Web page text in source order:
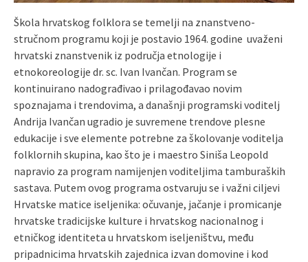
Škola hrvatskog folklora se temelji na znanstveno-
stručnom programu koji je postavio 1964. godine uvaženi
hrvatski znanstvenik iz područja etnologije i
etnokoreologije dr. sc. Ivan Ivančan. Program se
kontinuirano nadograđivao i prilagođavao novim
spoznajama i trendovima, a današnji programski voditelj
Andrija Ivančan ugradio je suvremene trendove plesne
edukacije i sve elemente potrebne za školovanje voditelja
folklornih skupina, kao što je i maestro Siniša Leopold
napravio za program namijenjen voditeljima tamburaških
sastava. Putem ovog programa ostvaruju se i važni ciljevi
Hrvatske matice iseljenika: očuvanje, jačanje i promicanje
hrvatske tradicijske kulture i hrvatskog nacionalnog i
etničkog identiteta u hrvatskom iseljeništvu, među
pripadnicima hrvatskih zajednica izvan domovine i kod